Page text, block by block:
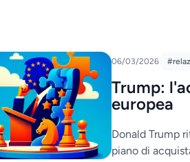
06/03/2026
Trump:
europea
Donald Trump
piano di